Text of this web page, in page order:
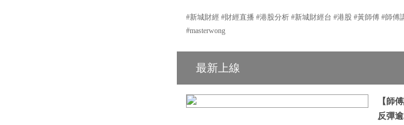
#新城財經 #財經直播 #港股分析 #新城財經台 #港股 #黃師傅 #師傅
#masterwong
最新上線
【師
反彈